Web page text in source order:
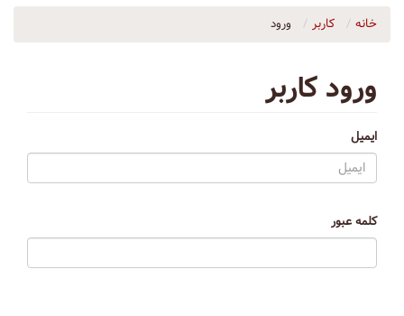
خانه کاربر ورود
ورود کاربر
ایمیل
کلمه عبور